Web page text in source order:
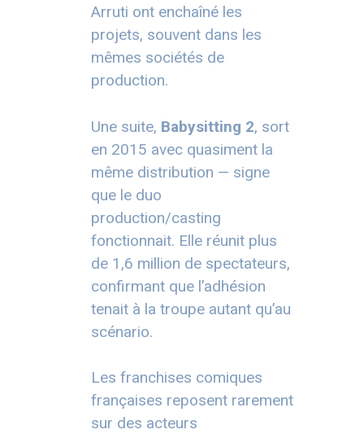
Arruti ont enchaîné les
projets, souvent dans les
mêmes sociétés de
production.
Une suite, Babysitting 2, sort
en 2015 avec quasiment la
même distribution — signe
que le duo
production/casting
fonctionnait. Elle réunit plus
de 1,6 million de spectateurs,
confirmant que l’adhésion
tenait à la troupe autant qu’au
scénario.
Les franchises comiques
françaises reposent rarement
sur des acteurs